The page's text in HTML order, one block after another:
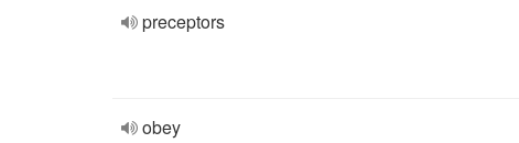
preceptors
obey